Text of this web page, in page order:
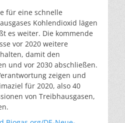
für eine schnelle
Kohlendioxid lägen
es weiter. Die kommende
vor 2020 weitere
damit den
und vor 2030 abschließen.
zeigen und
für 2020, also 40
von Treibhausgasen,